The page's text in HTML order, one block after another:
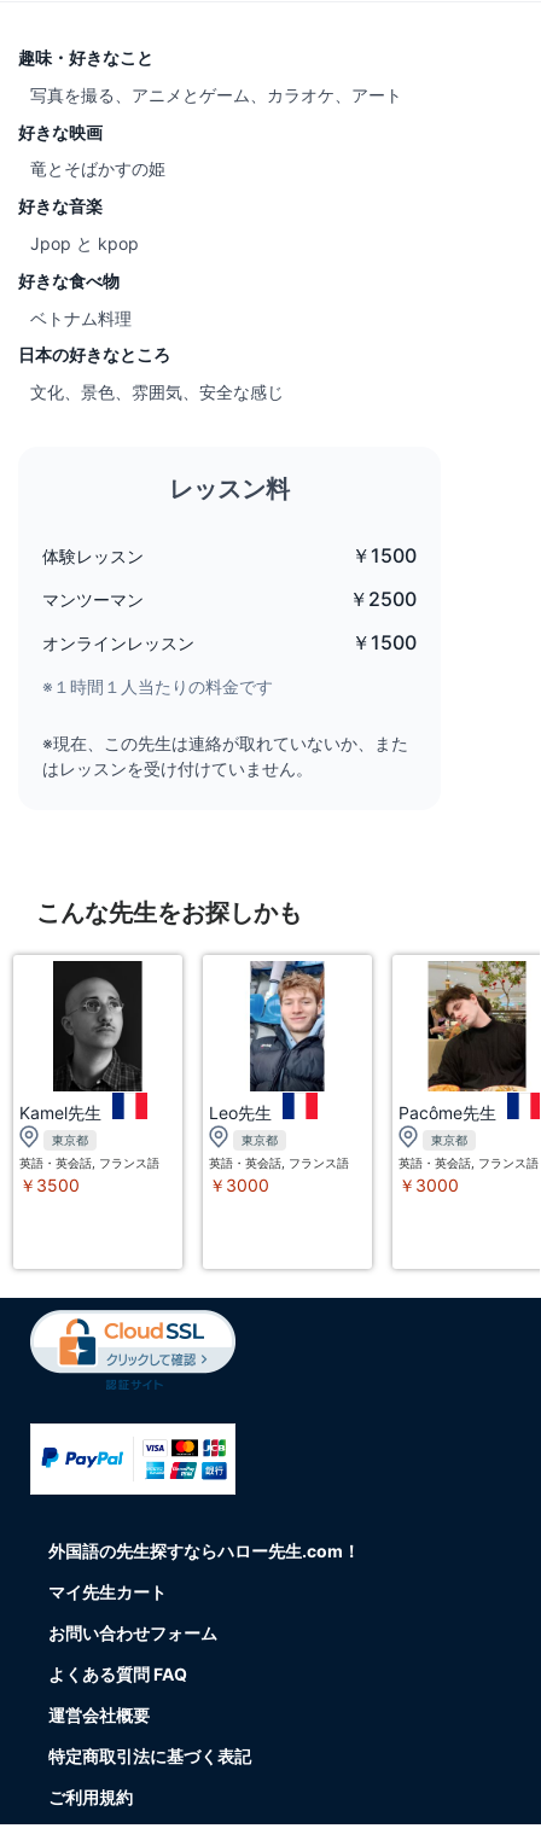
趣味・好きなこと
写真を撮る、アニメとゲーム、カラオケ、アート
好きな映画
竜とそばかすの姫
好きな音楽
Jpop と kpop
好きな食べ物
ベトナム料理
日本の好きなところ
文化、景色、雰囲気、安全な感じ
レッスン料
体験レッスン ￥1500
マンツーマン ￥2500
オンラインレッスン ￥1500
※１時間１人当たりの料金です
※現在、この先生は連絡が取れていないか、また
はレッスンを受け付けていません。
こんな先生をお探しかも
Kamel先生
東京都
英語・英会話, フランス語
￥3500
Leo先生
東京都
英語・英会話, フランス語
￥3000
Pacôme先生
東京都
英語・英会話, フランス語
￥3000
外国語の先生探すならハロー先生.com！
マイ先生カート
お問い合わせフォーム
よくある質問 FAQ
運営会社概要
特定商取引法に基づく表記
ご利用規約